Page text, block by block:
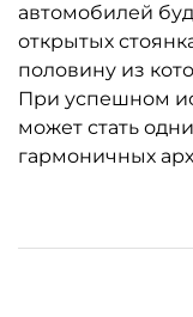
автомобилей
открытых
половину из
При успешном
может стать
гармоничных